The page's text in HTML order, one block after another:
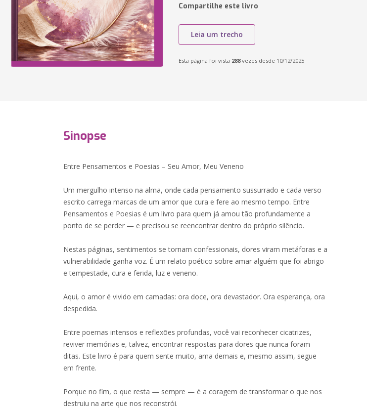
Compartilhe este livro
Leia um trecho
Esta página foi vista 288vezes desde 10/12/2025
Sinopse
Entre Pensamentos e Poesias – Seu Amor, Meu Veneno
Um mergulho intenso na alma, onde cada pensamento sussurrado e cada verso
escrito carrega marcas de um amor que cura e fere ao mesmo tempo. Entre
Pensamentos e Poesias é um livro para quem já amou tão profundamente a
ponto de se perder — e precisou se reencontrar dentro do próprio silêncio.
Nestas páginas, sentimentos se tornam confessionais, dores viram metáforas e a
vulnerabilidade ganha voz. É um relato poético sobre amar alguém que foi abrigo
e tempestade, cura e ferida, luz e veneno.
Aqui, o amor é vivido em camadas: ora doce, ora devastador. Ora esperança, ora
despedida.
Entre poemas intensos e reflexões profundas, você vai reconhecer cicatrizes,
reviver memórias e, talvez, encontrar respostas para dores que nunca foram
ditas. Este livro é para quem sente muito, ama demais e, mesmo assim, segue
em frente.
Porque no fim, o que resta — sempre — é a coragem de transformar o que nos
destruiu na arte que nos reconstrói.